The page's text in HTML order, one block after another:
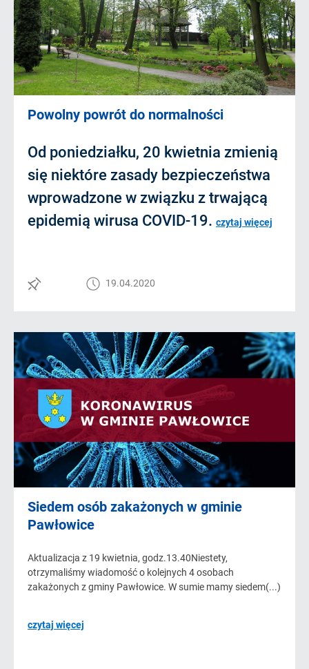
Powolny powrót do normalności
Od poniedziałku, 20 kwietnia zmienią
się niektóre zasady bezpieczeństwa
wprowadzone w związku z trwającą
epidemią wirusa COVID-19. czytaj więcej
19.04.2020
Siedem osób zakażonych w gminie
Pawłowice
Aktualizacja z 19 kwietnia, godz.13.40Niestety,
otrzymaliśmy wiadomość o kolejnych 4 osobach
zakażonych z gminy Pawłowice. W sumie mamy siedem(...)
czytaj więcej